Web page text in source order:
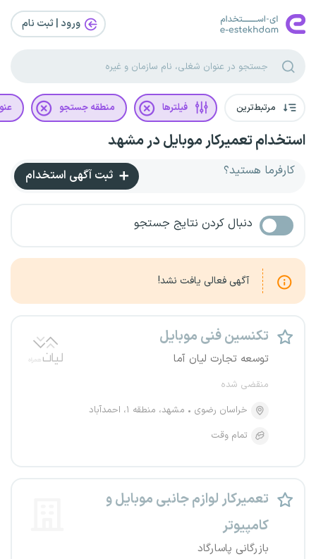
ورود | ثبت‌ نام
مرتبط‌ترین فیلترها منطقه جستجو
استخدام تعمیرکار موبایل در مشهد
کارفرما هستید؟ ثبت آگهی استخدام
دنبال کردن نتایج جستجو
آگهی فعالی یافت نشد!
تکنسین فنی موبایل
توسعه تجارت لیان آما
منقضی شده
خراسان رضوی
مشهد، منطقه ۱، احمدآباد
تمام وقت
تعمیرکار لوازم جانبی موبایل و
کامپیوتر
بازرگانی پاسارگاد